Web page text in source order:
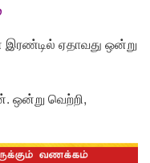
ஏதாவது ஒன்று
ஒன்று வெற்றி,